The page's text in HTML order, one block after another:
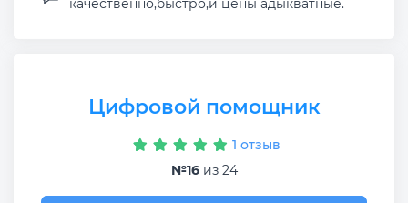
качественно,быстро,и цены адыкватные.
Цифровой помощник
1 отзыв
№16из 24